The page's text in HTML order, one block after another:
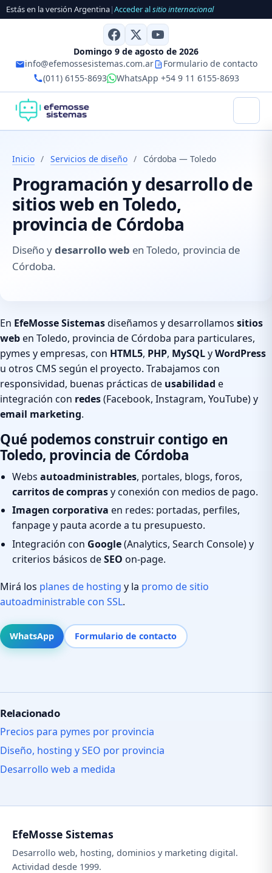
Estás en la versión Argentina|Acceder alsitio internacional
Domingo 9 de agosto de 2026
info@efemossesistemas.com.ar
Formulario de contacto
(011) 6155-8693
WhatsApp +54 9 11 6155-8693
Inicio / Servicios de diseño / Córdoba — Toledo
Programación y desarrollo de
sitios web en Toledo,
provincia de Córdoba
Diseño ydesarrollo web en Toledo, provincia de
Córdoba.
En EfeMosse Sistemasdiseñamos y desarrollamos sitios
weben Toledo, provincia de Córdoba para particulares,
pymes y empresas, con HTML5, PHP, MySQLyWordPress
u otros CMS según el proyecto. Trabajamos con
responsividad, buenas prácticas de usabilidad e
integración con redes(Facebook, Instagram, YouTube) y
email marketing.
Qué podemos construir contigo en
Toledo, provincia de Córdoba
Webs autoadministrables, portales, blogs, foros,
carritos de comprasy conexión con medios de pago.
Imagen corporativa en redes: portadas, perfiles,
fanpage y pauta acorde a tu presupuesto.
Integración con Google(Analytics, Search Console) y
criterios básicos deSEO on-page.
Mirá los planes de hosting y la promo de sitio
autoadministrable con SSL.
WhatsApp Formulario de contacto
Relacionado
Precios para pymes por provincia
Diseño, hosting y SEO por provincia
Desarrollo web a medida
EfeMosse Sistemas
Desarrollo web, hosting, dominios y marketing digital.
Actividad desde 1999.